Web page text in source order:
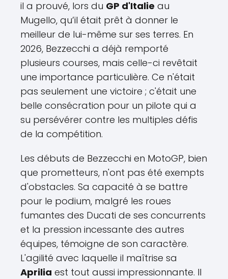
il a prouvé, lors du GP d'Italie au
Mugello, qu’il était prêt à donner le
meilleur de lui-même sur ses terres. En
2026, Bezzecchi a déjà remporté
plusieurs courses, mais celle-ci revêtait
une importance particulière. Ce n'était
pas seulement une victoire ; c'était une
belle consécration pour un pilote qui a
su persévérer contre les multiples défis
de la compétition.
Les débuts de Bezzecchi en MotoGP, bien
que prometteurs, n'ont pas été exempts
d'obstacles. Sa capacité à se battre
pour le podium, malgré les roues
fumantes des Ducati de ses concurrents
et la pression incessante des autres
équipes, témoigne de son caractère.
L'agilité avec laquelle il maîtrise sa
Aprilia est tout aussi impressionnante. Il